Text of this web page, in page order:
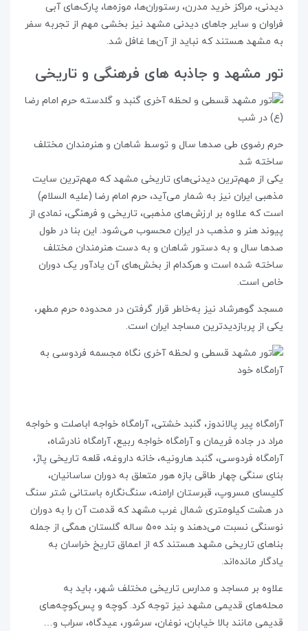
دیدنی، مراکز خرید مدرن، رستوران‌ها، موزه‌ها، پارک‌های آبی
فراوان و سایر جاهای دیدنی مشهد نیز بخشی مهم از تجربه سفر
به مشهد هستند که نباید از آن‌ها غافل شد.
تور مشهد و جاذبه های فرهنگی و تاریخی
حرم رضوی طی صدها سال و توسط شاهان و هنرمندان مختلف
ساخته شد
یکی از مهم‌ترین دیدنی‌های تاریخی مشهد که مهم‌ترین سایت
مذهبی ایران نیز به شمار می‌آید، حرم امام رضا (علیه السلام)
است که علاوه بر ارزش‌های مذهبی، تاریخی و فرهنگی، نمادی از
پیوند هنر و مذهب در ایران محسوب می‌شود. این بنا در طول
صدها سال و به دستور شاهان و به دست هنرمندان مختلف
ساخته شده است و هرکدام از بخش‌های آن یادآور یک دوران
خاص است.
مسجد گوهرشاد نیز به‌خاطر قرار گرفتن در محدوده حرم مطهر،
یکی از پربازدیدترین مساجد ایران است.
آرامگاه پیر پالاندوز، گنبد خشتی، آرامگاه خواجه اباصلت و خواجه
مراد در جاده فریمان و آرامگاه خواجه ربیع، آرامگاه نادرشاه،
آرامگاه فردوسی، گنبد هارونیه، خانه داروغه، قلعه تاریخی پاژ،
بنای سنگی چهار طاقی بازه هور متعلق به دوران ساسانیان،
کلیسای مسروپ، قبرستان ارامنه، سنگ‌نگاره باستانی شتر سنگ
در هشت کیلومتری شمال غرب مشهد که قدمت آن را به دوران
نوسنگی نسبت می‌دهند و بند ۵۰۰ ساله گلستان همگی از جمله
بناهای تاریخی مشهد هستند که از اعماق تاریخ خراسان به
یادگار مانده‌اند.
علاوه بر مساجد و مدارس تاریخی مختلف شهر، باید به
محله‌های قدیمی مشهد نیز توجه کرد. کوچه و پس‌کوچه‌های
قدیمی مانند بالا خیابان، نوغان، سرشور، عیدگاه، سراب و…